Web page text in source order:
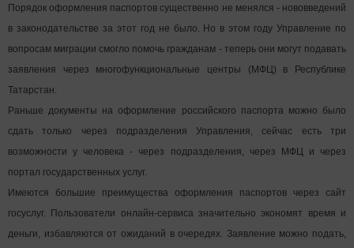
Порядок оформления паспортов существенно не менялся - нововведений
в законодательстве за этот год не было. Но в этом году Управление по
вопросам миграции смогло помочь гражданам - теперь они могут подавать
заявления через многофункциональные центры (МФЦ) в Республике
Татарстан.
Раньше документы на оформление российского паспорта можно было
сдать только через подразделения Управления, сейчас есть три
возможности у человека - через подразделения, через МФЦ и через
портал государственных услуг.
Имеются большие преимущества оформления паспортов через сайт
госуслуг. Пользователи онлайн-сервиса значительно экономят время и
деньги, избавляются от ожиданий в очередях. Заявление можно подать,